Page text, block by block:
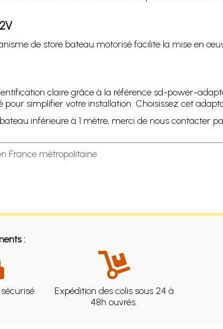
de store bateau motorisé facilite la mise en
claire grâce à la référence sd-power-
simplifier votre installation. Choisissez cet
inférieure à 1 mètre, merci de nous contacter
France métropolitaine
:
Expédition des colis sous 24 à
48h ouvrés.